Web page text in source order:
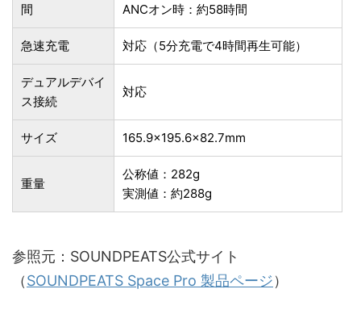
間
ANCオン時：約58時間
急速充電 対応（5分充電で4時間再生可能）
デュアルデバイ
ス接続
対応
サイズ 165.9×195.6×82.7mm
重量
公称値：282g
実測値：約288g
参照元：SOUNDPEATS公式サイト
（SOUNDPEATS Space Pro 製品ページ）